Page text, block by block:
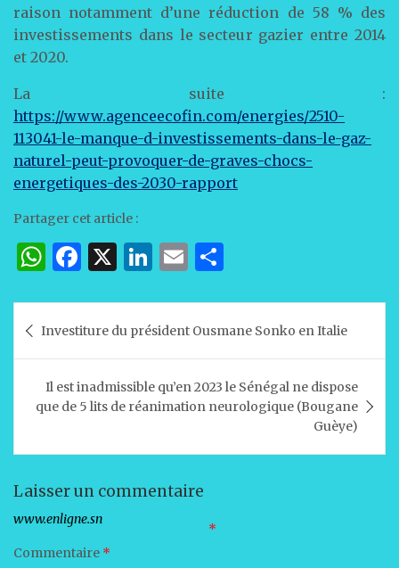
raison notamment d’une réduction de 58 % des
investissements dans le secteur gazier entre 2014
et 2020.
La suite :
https://www.agenceecofin.com/energies/2510-
113041-le-manque-d-investissements-dans-le-gaz-
naturel-peut-provoquer-de-graves-chocs-
energetiques-des-2030-rapport
Partager cet article :
W
at
s
A
p
F
c
e
b
o
k
X Li
k
e
dI
n
E
ai
l
ta
g
er
de Investiture du président Ousmane Sonko en Italie
Il est inadmissible qu’en 2023 le Sénégal ne dispose
que de 5 lits de réanimation neurologique (Bougane
Guèye)
Laisser un commentaire
Votre adresse e-mail ne sera pas publiée.
Les champs obligatoires sont indiqués avec *
Commentaire *